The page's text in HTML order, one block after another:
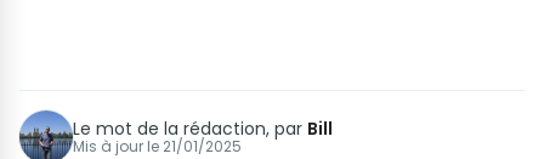
Le mot de la rédaction, par Bill
Mis à jour le 21/01/2025